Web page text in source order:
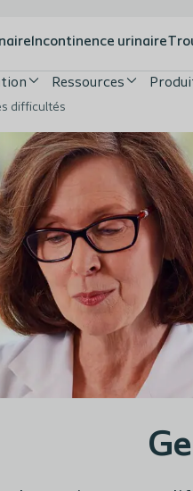
Incontinence urinaire
Ressources
difficultés